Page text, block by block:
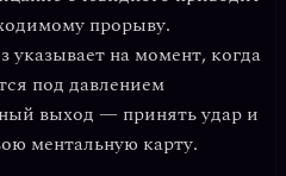
прорыву.
указывает на момент, когда
под давлением
выход — принять удар и
ментальную карту.